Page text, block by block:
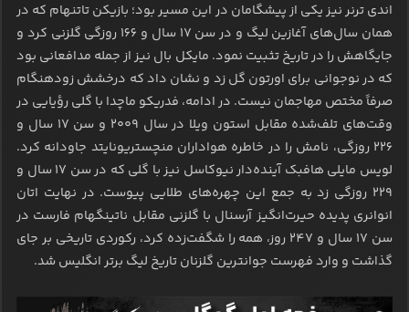
اندی ترنر نیز یکی از پیشگامان در این مسیر بود؛ بازیکن تاتنهام که در
همان سال‌های آغازین لیگ و در سن ۱۷ سال و 166 روزگی گلزنی کرد و
جایگاهش را در تاریخ تثبیت نمود. مایکل بال نیز از جمله مدافعانی بود
که در نوجوانی برای اورتون گل زد و نشان داد که درخشش زودهنگام
صرفاً مختص مهاجمان نیست. در ادامه، فدریکو ماچدا با گلی رؤیایی در
وقت‌های تلف‌شده مقابل استون ویلا در سال ۲۰۰۹ و سن ۱۷ سال و
226 روزگی، نامش را در خاطره هواداران منچستریونایتد جاودانه کرد.
لویس مایلی هافبک آینده‌دار نیوکاسل نیز با گلی که در سن ۱۷ سال و
229 روزگی زد به جمع این چهره‌های طلایی پیوست. در نهایت اتان
انوانری پدیده حیرت‌انگیز آرسنال با گلزنی مقابل ناتینگهام فارست در
سن 17 سال و 247 روز، همه را شگفت‌زده کرد، رکوردی تاریخی بر جای
گذاشت و وارد فهرست جوانترین گلزنان تاریخ لیگ برتر انگلیس شد.